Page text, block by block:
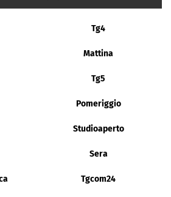
Tg4
Mattina
Tg5
Pomeriggio
Studioaperto
Sera
Tgcom24